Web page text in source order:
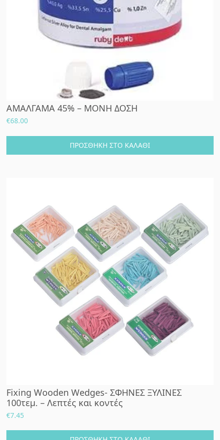
ΑΜΑΛΓΑΜΑ 45% – ΜΟΝΗ ΔΟΣΗ
€68.00
ΠΡΟΣΘΉΚΗ ΣΤΟ ΚΑΛΆΘΙ
Fixing Wooden Wedges- ΣΦΗΝΕΣ ΞΥΛΙΝΕΣ
100τεμ. – Λεπτές και κοντές
€7.45